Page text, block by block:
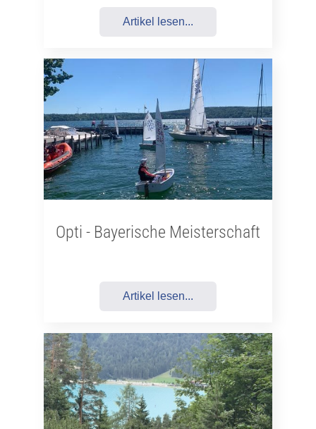
Artikel lesen...
Opti - Bayerische Meisterschaft
Artikel lesen...